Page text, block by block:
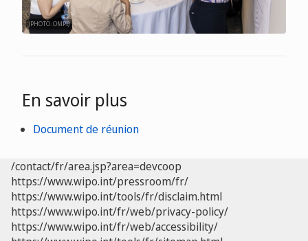
(PHOTO: OMPI)
En savoir plus
Document de réunion
/contact/fr/area.jsp?area=devcoop
https://www.wipo.int/pressroom/fr/
https://www.wipo.int/tools/fr/disclaim.html
https://www.wipo.int/fr/web/privacy-policy/
https://www.wipo.int/fr/web/accessibility/